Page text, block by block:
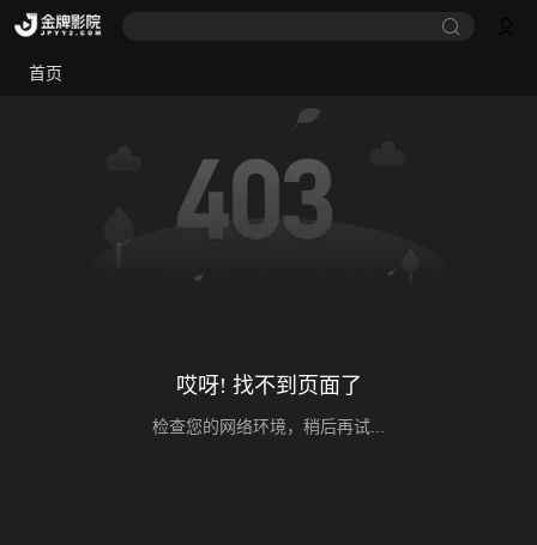
首页
哎呀! 找不到页面了
检查您的网络环境，稍后再试...